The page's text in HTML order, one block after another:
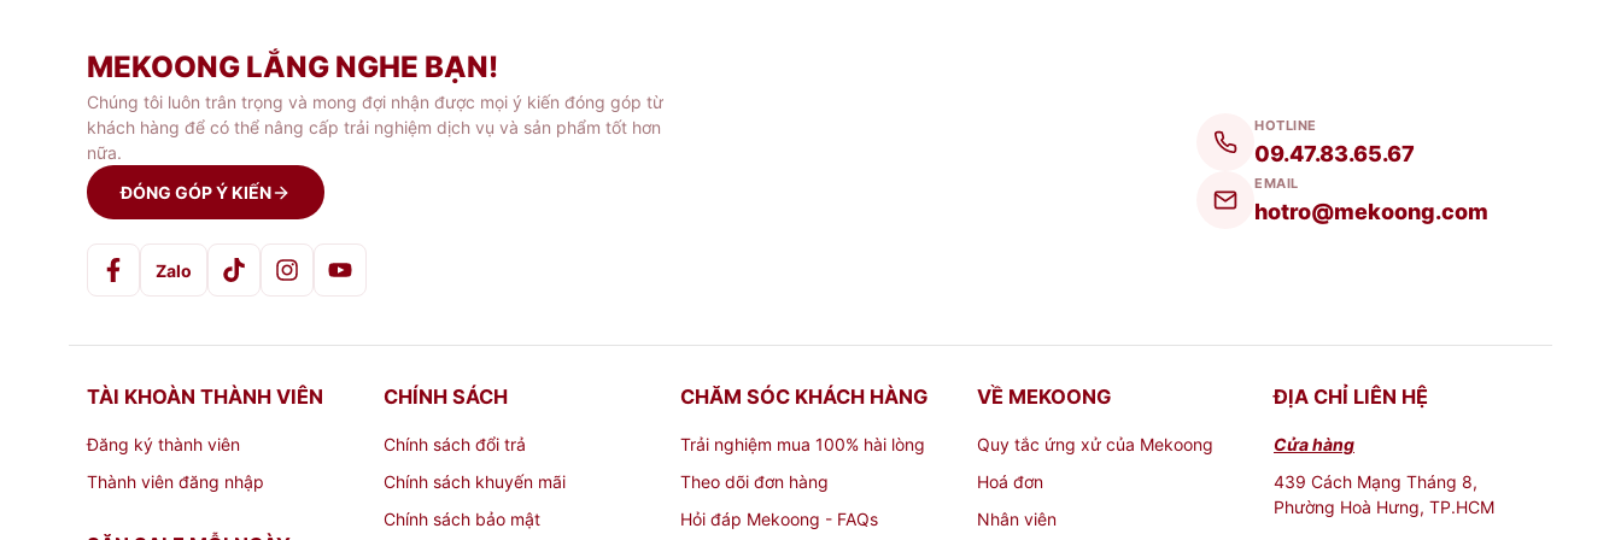
Showroom, cửa hàng: Giới thiệu sản phẩm, dịch vụ hoặc thông tin về thương hiệu.
Quảng cáo tại văn phòng, trung tâm kinh doanh: Truyền tải thông điệp marketing và thương hiệu của doanh nghiệp.
Sự kiện ngoài trời: Quảng cáo tại sân bay, sân vận động, bãi biển, công viên, thu hút sự chú ý của đông đảo người dân và du khách.
MEKOONG LẮNG NGHE BẠN!
Chúng tôi luôn trân trọng và mong đợi nhận được mọi ý kiến đóng góp từ
khách hàng để có thể nâng cấp trải nghiệm dịch vụ và sản phẩm tốt hơn
nữa.
ĐÓNG GÓP Ý KIẾN
Zalo
HOTLINE
09.47.83.65.67
EMAIL
hotro@mekoong.com
TÀI KHOÀN THÀNH VIÊN
Đăng ký thành viên
Thành viên đăng nhập
CHÍNH SÁCH
Chính sách đổi trả
Chính sách khuyến mãi
Chính sách bảo mật
CHĂM SÓC KHÁCH HÀNG
Trải nghiệm mua 100% hài lòng
Theo dõi đơn hàng
Hỏi đáp Mekoong - FAQs
VỀ MEKOONG
Quy tắc ứng xử của Mekoong
Hoá đơn
Nhân viên
ĐỊA CHỈ LIÊN HỆ
Cửa hàng
439 Cách Mạng Tháng 8,
Phường Hoà Hưng, TP.HCM